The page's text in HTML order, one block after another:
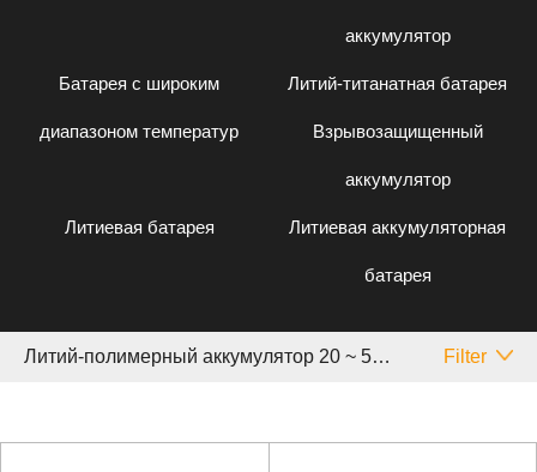
аккумулятор
Батарея с широким
диапазоном температур
Литий-титанатная батарея
Взрывозащищенный
аккумулятор
Литиевая батарея Литиевая аккумуляторная
батарея
Литий-полимерный аккумулятор 20 ~ 50 Аh Filter